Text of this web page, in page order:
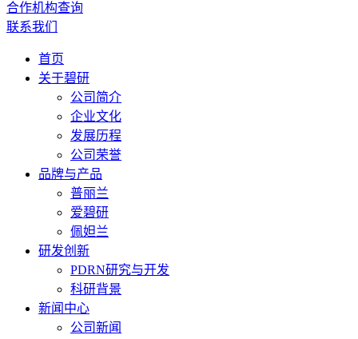
合作机构查询
联系我们
首页
关于碧研
公司简介
企业文化
发展历程
公司荣誉
品牌与产品
普丽兰
爱碧研
佩妲兰
研发创新
PDRN研究与开发
科研背景
新闻中心
公司新闻